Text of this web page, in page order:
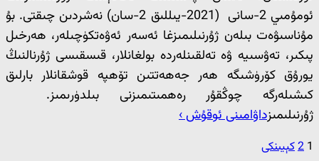
ئومۇمىي 2-سانى (2021-يىللىق 2-سان) نەشردىن چىقتى. بۇ
مۇناسىۋەت بىلەن ژۇرنىلىمىزغا ئەسەر ئەۋەتكۈچىلەر، ھەرخىل
پىكىر، تەۋسىيە ۋە تەلقىنلەردە بولغانلار، قىسقىسى ژۇرنالنىڭ
يورۇق كۆرۈشىگە ھەر جەھەتتىن تۆھپە قوشقانلار بارلىق
كىشىلەرگە چوڭقۇر رەھمىتىمىزنى بىلدۈرىمىز.
ژۇرنىلىمىزداۋامىنى ئوقۇش ›
1
2كېيىنكى